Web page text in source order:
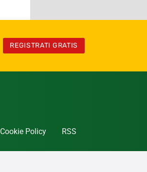
REGISTRATI GRATIS
Cookie Policy RSS